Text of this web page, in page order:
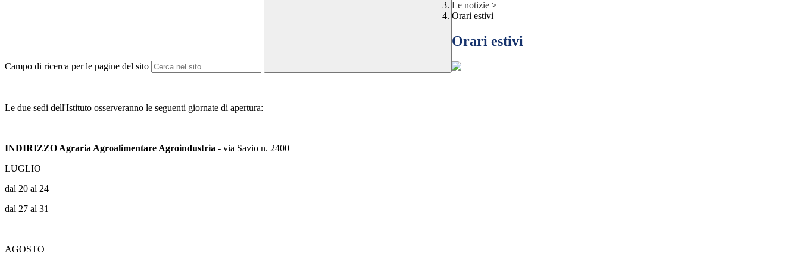
Campo di ricerca per le pagine del sito
Le notizie >
Orari estivi
Orari estivi
Le due sedi dell'Istituto osserveranno le seguenti giornate di apertura:
INDIRIZZO Agraria Agroalimentare Agroindustria - via Savio n. 2400
LUGLIO
dal 20 al 24
dal 27 al 31
AGOSTO